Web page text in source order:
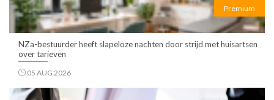
Premium
NZa-bestuurder heeft slapeloze nachten door strijd met huisartsen
over tarieven
05 AUG 2026